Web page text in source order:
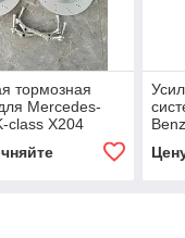
тормозная
Mercedes-
class X204